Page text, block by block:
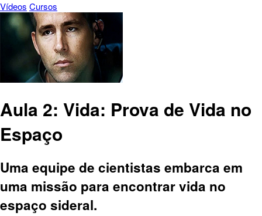
Vídeos Cursos
Aula 2: Vida: Prova de Vida no
Espaço
Uma equipe de cientistas embarca em
uma missão para encontrar vida no
espaço sideral.